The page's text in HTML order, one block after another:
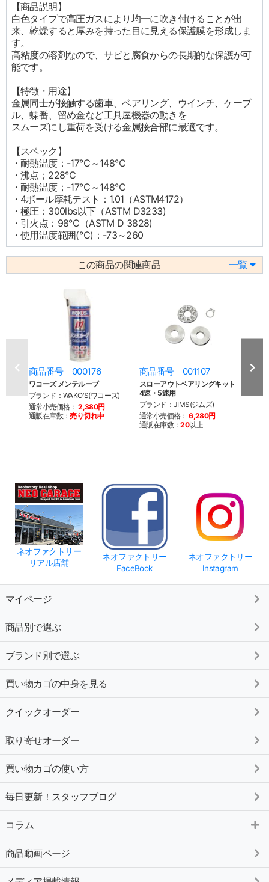
【商品説明】
白色タイプで高圧ガスにより均一に吹き付けることが出
来、乾燥すると厚みを持った目に見える保護膜を形成しま
す。
高粘度の溶剤なので、サビと腐食からの長期的な保護が可
能です。
【特徴・用途】
金属同士が接触する歯車、ベアリング、ウインチ、ケーブ
ル、蝶番、留め金など工具屋機器の動きを
スムーズにし重荷を受ける金属接合部に最適です。
【スペック】
・耐熱温度：-17℃～148℃
・沸点；228℃
・耐熱温度；-17℃～148℃
・4ボール摩耗テスト：1.01（ASTM4172）
・極圧：300lbs以下（ASTM D3233)
・引火点：98℃（ASTM D 3828)
・使用温度範囲(℃)：-73～260
この商品の関連商品 一覧
商品番号 000176
ワコーズ メンテルーブ
ブランド：WAKO'S(ワコーズ)
通常小売価格： 2,380円
通販在庫数：売り切れ中
商品番号 001107
スローアウトベアリングキット
4速・5速用
ブランド：JIMS(ジムズ)
通常小売価格： 6,280円
通販在庫数：20以上
商
ネオファクトリー
リアル店舗
ネオファクトリー
FaceBook
ネオファクトリー
Instagram
マイページ
商品別で選ぶ
ブランド別で選ぶ
買い物カゴの中身を見る
クイックオーダー
取り寄せオーダー
買い物カゴの使い方
毎日更新！スタッフブログ
コラム
商品動画ページ